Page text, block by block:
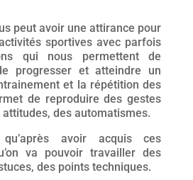
peut avoir une attirance pour
sportives avec parfois
qui nous permettent de
progresser et atteindre un
et la répétition des
de reproduire des gestes
des automatismes.
avoir acquis ces
va pouvoir travailler des
des points techniques.